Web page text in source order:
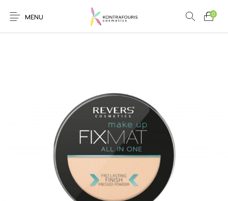
MENU
0